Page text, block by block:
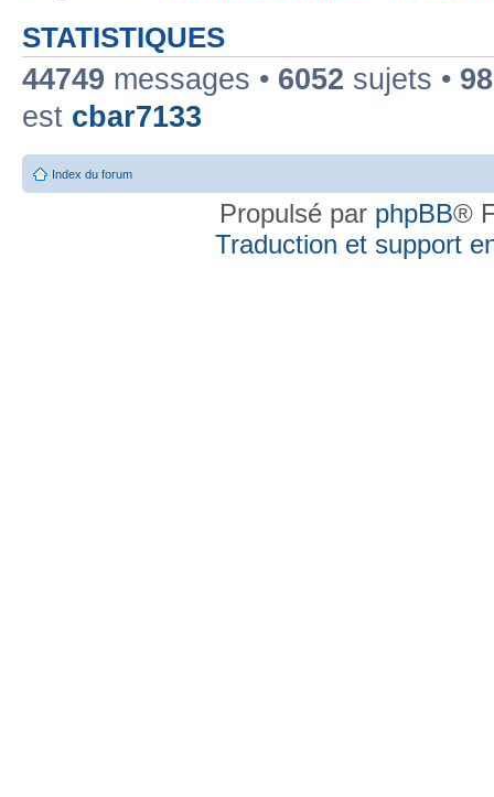
STATISTIQUES
44749 messages • 6052 sujets •
est cbar7133
Index du forum
Propulsé par phpBB®
Traduction et support